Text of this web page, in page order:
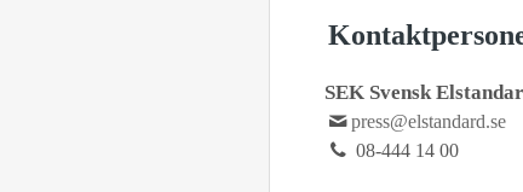
SEK Svensk
press@elstandard.se
08-444 14 00